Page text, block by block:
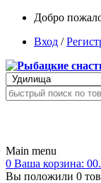
Добро
Вход /
Main menu
0 Ваша корзина:
Вы положили 0